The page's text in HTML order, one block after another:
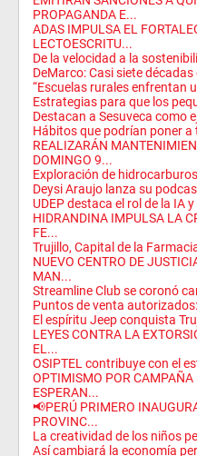
PROPAGANDA E...
ADAS IMPULSA EL
LECTOESCRITU...
De la velocidad a la
DeMarco: Casi siete
“Escuelas rurales enfrentan
Estrategias para que los
Destacan a Sesuveca como
Hábitos que podrían poner a
REALIZARÁN
DOMINGO 9...
Exploración de
Deysi Araujo lanza su
UDEP destaca el rol de la IA
HIDRANDINA IMPULSA LA
FE...
Trujillo, Capital de la
NUEVO CENTRO DE
MAN...
Streamline Club se coronó
Puntos de venta
El espíritu Jeep conquista
LEYES CONTRA LA
EL...
OSIPTEL contribuye con el
OPTIMISMO POR CAMPAÑA
ESPERAN...
📢PERÚ PRIMERO
PROVINC...
La creatividad de los niños
Así cambiará la economía